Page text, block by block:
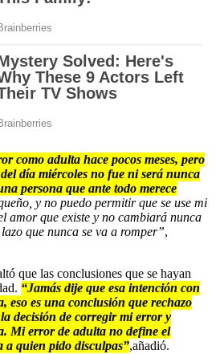
como adulta hace pocos meses, pero
día miércoles no fue ni será nunca
persona que ante todo merece
y no puedo permitir que se use mi
amor que existe y no cambiará nunca
que nunca se va a romper”,
que las conclusiones que se hayan
“Jamás dije que esa intención con
eso es una conclusión que rechazo
decisión de corregir mi error y
Mi error de adulta no define el
a quien pido disculpas”,añadió.